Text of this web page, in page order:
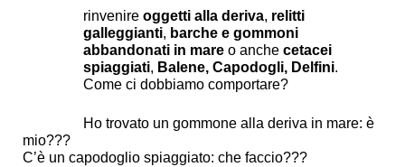
rinvenire oggetti alla deriva, relitti
galleggianti, barche e gommoni
abbandonati in mare o anche cetacei
spiaggiati, Balene, Capodogli, Delfini.
Come ci dobbiamo comportare?
Ho trovato un gommone alla deriva in mare: è
mio???
C’è un capodoglio spiaggiato: che faccio???